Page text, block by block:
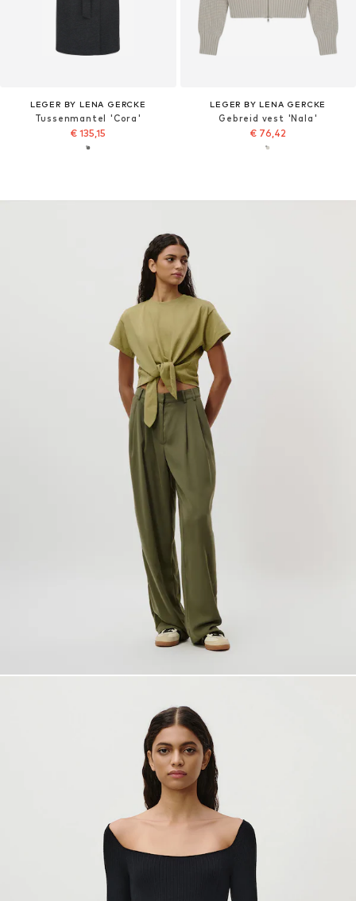
LEGER BY LENA GERCKE
Tussenmantel 'Cora'
€ 135,15
LEGER BY LENA GERCKE
Gebreid vest 'Nala'
€ 76,42